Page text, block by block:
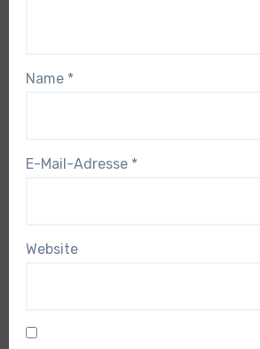
Name *
E-Mail-Adresse *
Website